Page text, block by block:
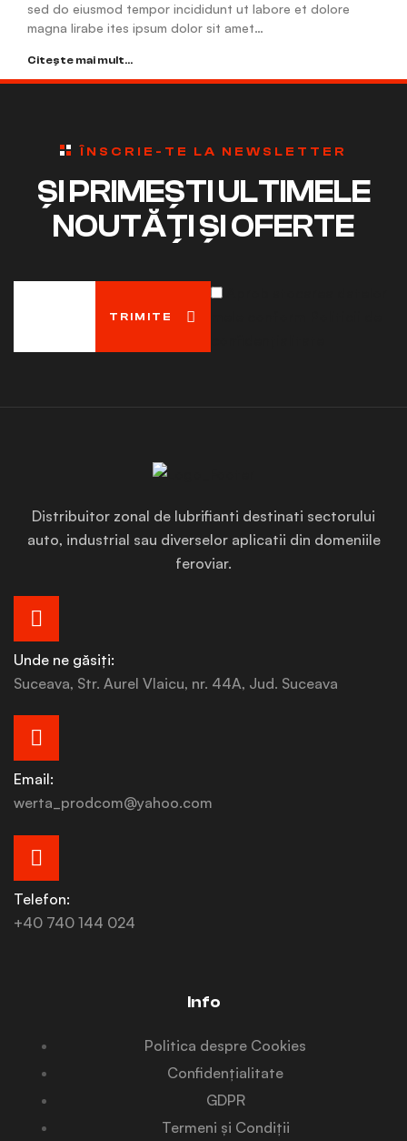
sed do eiusmod tempor incididunt ut labore et dolore
magna lirabe ites ipsum dolor sit amet…
Citește mai mult...
ÎNSCRIE-TE LA NEWSLETTER
ȘI PRIMEȘTI ULTIMELE
NOUTĂȚI ȘI OFERTE
TRIMITE
Distribuitor zonal de lubrifianti destinati sectorului
auto, industrial sau diverselor aplicatii din domeniile
feroviar.
Unde ne găsiți:
Suceava, Str. Aurel Vlaicu, nr. 44A, Jud. Suceava
Email:
werta_prodcom@yahoo.com
Telefon:
+40 740 144 024
Info
Politica despre Cookies
Confidențialitate
GDPR
Termeni și Condiții